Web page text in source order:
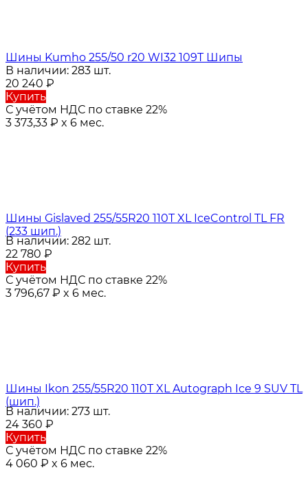
Шины Kumho 255/50 r20 WI32 109T Шипы
В наличии: 283 шт.
20 240 ₽
Купить
С учётом НДС по ставке 22%
3 373,33 ₽ x 6 мес.
Шины Gislaved 255/55R20 110T XL IceControl TL FR
(233 шип.)
В наличии: 282 шт.
22 780 ₽
Купить
С учётом НДС по ставке 22%
3 796,67 ₽ x 6 мес.
Шины Ikon 255/55R20 110T XL Autograph Ice 9 SUV TL
(шип.)
В наличии: 273 шт.
24 360 ₽
Купить
С учётом НДС по ставке 22%
4 060 ₽ x 6 мес.